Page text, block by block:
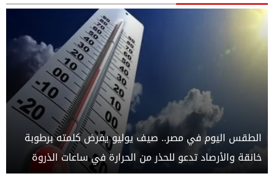
الطقس اليوم في مصر.. صيف يوليو يفرض كلمته برطوبة
خانقة والأرصاد تدعو للحذر من الحرارة في ساعات الذروة